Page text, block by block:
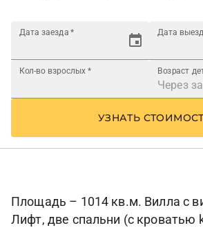
Дата заезда * Дата
Кол-во взрослых * Возраст
УЗНАТЬ
Площадь – 1014 кв.м. Вилла с
Лифт, две спальни (с кроватью